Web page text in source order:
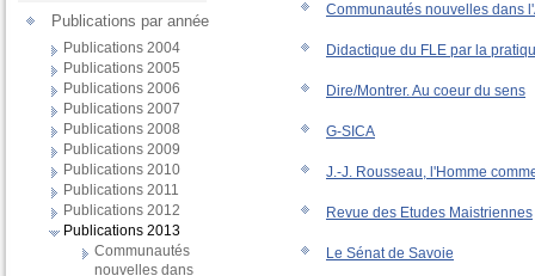
Publications par année
Publications 2004
Publications 2005
Publications 2006
Publications 2007
Publications 2008
Publications 2009
Publications 2010
Publications 2011
Publications 2012
Publications 2013
Communautés
nouvelles dans
Communautés nouvelles dans
Didactique du FLE par la
Dire/Montrer. Au coeur du sens
G-SICA
J.-J. Rousseau, l'Homme
Revue des Etudes Maistriennes
Le Sénat de Savoie